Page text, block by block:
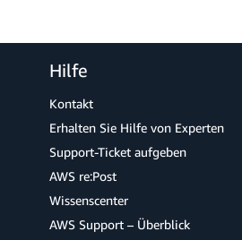
Hilfe
Kontakt
Erhalten Sie Hilfe von Experten
Support-Ticket aufgeben
AWS re:Post
Wissenscenter
AWS Support – Überblick